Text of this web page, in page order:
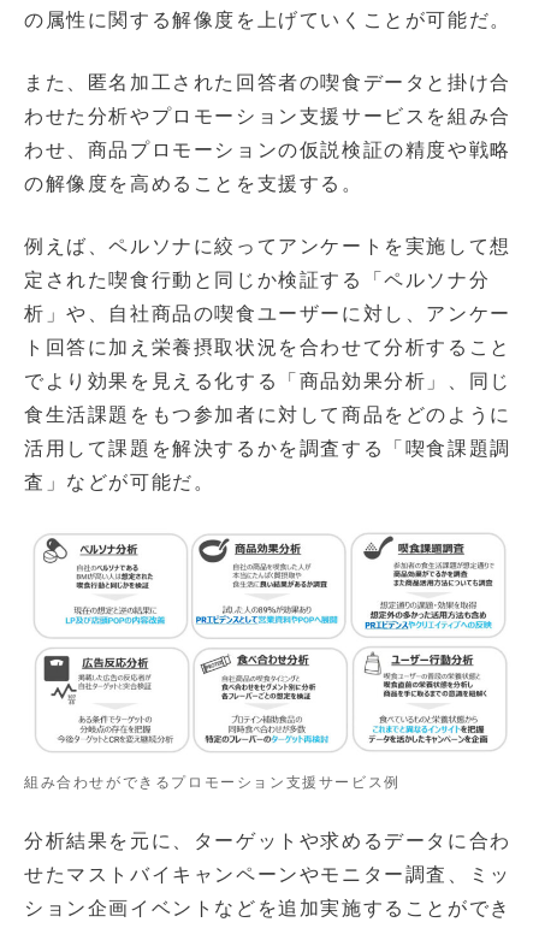
の属性に関する解像度を上げていくことが可能だ。
また、匿名加工された回答者の喫食データと掛け合
わせた分析やプロモーション支援サービスを組み合
わせ、商品プロモーションの仮説検証の精度や戦略
の解像度を高めることを支援する。
例えば、ペルソナに絞ってアンケートを実施して想
定された喫食行動と同じか検証する「ペルソナ分
析」や、自社商品の喫食ユーザーに対し、アンケー
ト回答に加え栄養摂取状況を合わせて分析すること
でより効果を見える化する「商品効果分析」、同じ
食生活課題をもつ参加者に対して商品をどのように
活用して課題を解決するかを調査する「喫食課題調
査」などが可能だ。
組み合わせができるプロモーション支援サービス例
分析結果を元に、ターゲットや求めるデータに合わ
せたマストバイキャンペーンやモニター調査、ミッ
ション企画イベントなどを追加実施することができ